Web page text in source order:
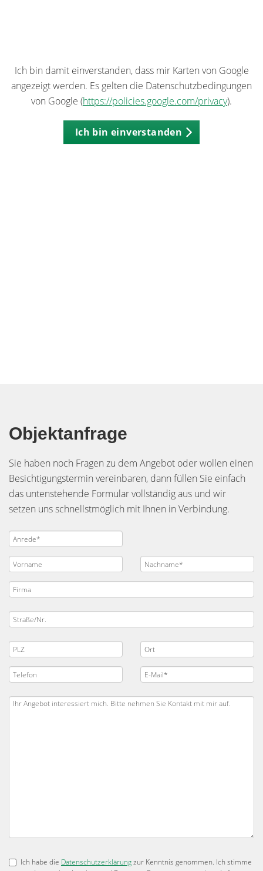
Ich bin damit einverstanden, dass mir Karten von Google
angezeigt werden. Es gelten die Datenschutzbedingungen
von Google (https://policies.google.com/privacy).
Ich bin einverstanden
Objektanfrage
Sie haben noch Fragen zu dem Angebot oder wollen einen
Besichtigungstermin vereinbaren, dann füllen Sie einfach
das untenstehende Formular vollständig aus und wir
setzen uns schnellstmöglich mit Ihnen in Verbindung.
Ich habe die Datenschutzerklärungzur Kenntnis genommen. Ich stimme